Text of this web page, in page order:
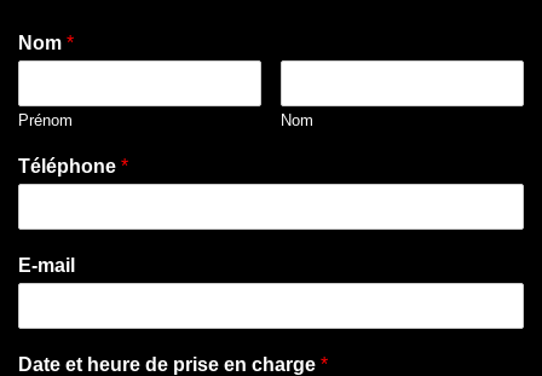
Nom *
Prénom Nom
Téléphone *
E-mail
Date et heure de prise en charge *